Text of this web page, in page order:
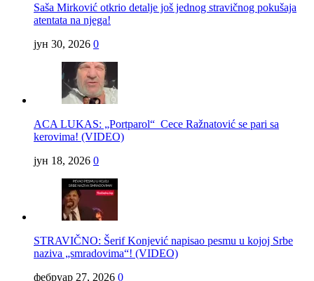
Saša Mirković otkrio detalje još jednog stravičnog pokušaja
atentata na njega!
јун 30, 2026 0
ACA LUKAS: „Portparol“ Cece Ražnatović se pari sa
kerovima! (VIDEO)
јун 18, 2026 0
STRAVIČNO: Šerif Konjević napisao pesmu u kojoj Srbe
naziva „smradovima“! (VIDEO)
фебруар 27, 2026 0